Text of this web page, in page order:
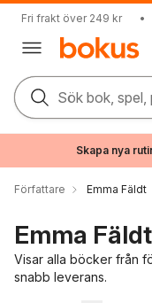
Fri frakt över 249 kr •
Sök bok, spel,
Skapa nya
Författare Emma Fäldt
Emma
Visar alla böcker från
snabb leverans.